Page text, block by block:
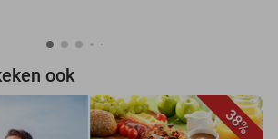
ook
38%